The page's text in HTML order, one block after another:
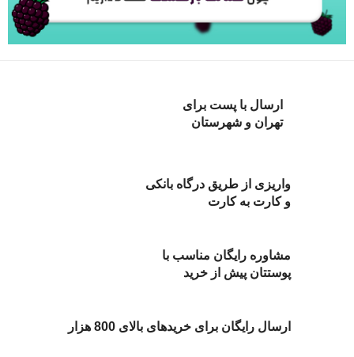
ارسال با پست برای
تهران و شهرستان
واریزی از طریق درگاه بانکی
و کارت به کارت
مشاوره رایگان مناسب با
پوستتان پیش از خرید
ارسال رایگان برای خریدهای بالای 800 هزار